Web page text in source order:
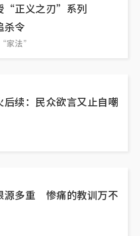
“正义之刃”系列
杀令
家法”
后续：民众欲言又止自嘲
源多重 惨痛的教训万不